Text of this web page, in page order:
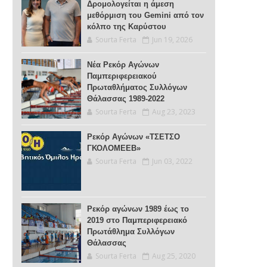
Δρομολογείται η άμεση
μεθόρμιση του Gemini από τον
κόλπο της Καρύστου
Sourta Ferta Jun 19, 2026
Νέα Ρεκόρ Αγώνων
Παμπεριφερειακού
Πρωταθλήματος Συλλόγων
Θάλασσας 1989-2022
Sourta Ferta Aug 23, 2023
Ρεκόρ Αγώνων «ΤΣΕΤΣΟ
ΓΚΟΛΟΜΕΕΒ»
Sourta Ferta Jun 03, 2022
Ρεκόρ αγώνων 1989 έως το
2019 στο Παμπεριφερειακό
Πρωτάθλημα Συλλόγων
Θάλασσας
Sourta Ferta Aug 25, 2020